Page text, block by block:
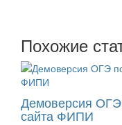
Похожие
Демоверсия ОГЭ
сайта ФИПИ